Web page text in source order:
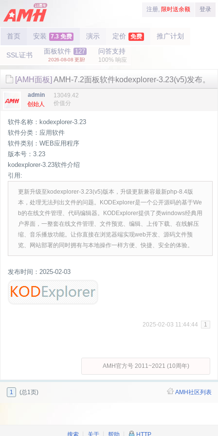
注册, 限时送余额 登录
首页 安装 7.3 免费 演示 定价 免费 推广计划
SSL证书 面板软件 127
2026-08-08 更新!
问答支持
100% 响应
[AMH面板] AMH-7.2面板软件kodexplorer-3.23(v5)发布。
admin
创始人
13049.42
价值分
软件名称：kodexplorer-3.23
软件分类：应用软件
软件类别：WEB应用程序
版本号：3.23
kodexplorer-3.23软件介绍
引用:
更新升级至kodexplorer-3.23(v5)版本，升级更新兼容最新php-8.4版
本，处理无法列出文件的问题。KODExplorer是一个公开源码的基于We
b的在线文件管理、代码编辑器。KODExplorer提供了类windows经典用
户界面，一整套在线文件管理、文件预览、编辑、上传下载、在线解压
缩、音乐播放功能。让你直接在浏览器端实现web开发、源码文件预
览、网站部署的同时拥有与本地操作一样方便、快捷、安全的体验。
发布时间：2025-02-03
2025-02-03 11:44:44 1
AMH官方号 2011~2021 (10周年)
1 (总1页) AMH社区列表
搜索┊ 关于┊ 帮助 HTTP